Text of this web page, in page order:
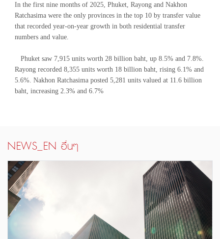
In the first nine months of 2025, Phuket, Rayong and Nakhon
Ratchasima were the only provinces in the top 10 by transfer value
that recorded year-on-year growth in both residential transfer
numbers and value.
Phuket saw 7,915 units worth 28 billion baht, up 8.5% and 7.8%.
Rayong recorded 8,355 units worth 18 billion baht, rising 6.1% and
5.6%. Nakhon Ratchasima posted 5,281 units valued at 11.6 billion
baht, increasing 2.3% and 6.7%
NEWS_EN อื่นๆ